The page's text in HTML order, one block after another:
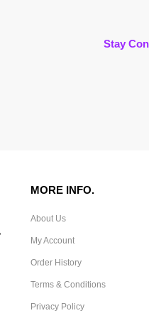
Stay
MORE INFO.
About Us
My Account
Order History
Terms & Conditions
Privacy Policy